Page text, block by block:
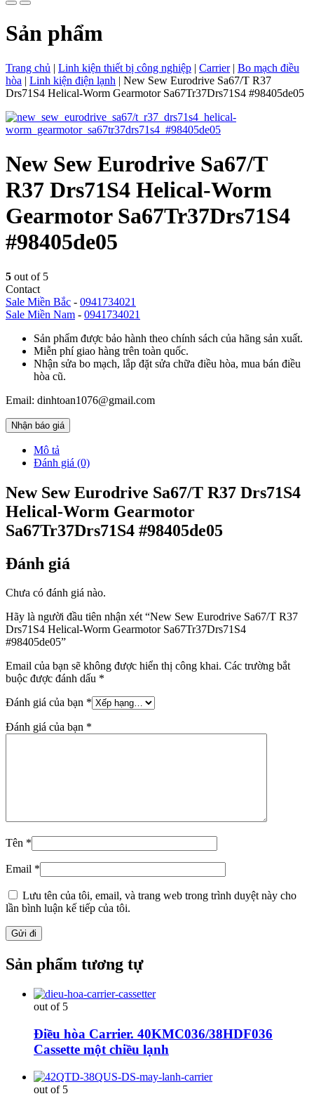
Sản phẩm
Trang chủ | Linh kiện thiết bị công nghiệp | Carrier| Bo mạch điều
hòa | Linh kiện điện lạnh | New Sew Eurodrive Sa67/T R37
Drs71S4 Helical-Worm Gearmotor Sa67Tr37Drs71S4 #98405de05
New Sew Eurodrive Sa67/T
R37 Drs71S4 Helical-Worm
Gearmotor Sa67Tr37Drs71S4
#98405de05
5 out of 5
Contact
Sale Miền Bắc - 0941734021
Sale Miền Nam - 0941734021
Sản phẩm được bảo hành theo chính sách của hãng sản xuất.
Miễn phí giao hàng trên toàn quốc.
Nhận sửa bo mạch, lắp đặt sửa chữa điều hòa, mua bán điều
hòa cũ.
Email: dinhtoan1076@gmail.com
Nhận báo giá
Mô tả
Đánh giá (0)
New Sew Eurodrive Sa67/T R37 Drs71S4
Helical-Worm Gearmotor
Sa67Tr37Drs71S4 #98405de05
Đánh giá
Chưa có đánh giá nào.
Hãy là người đầu tiên nhận xét “New Sew Eurodrive Sa67/T R37
Drs71S4 Helical-Worm Gearmotor Sa67Tr37Drs71S4
#98405de05”
Email của bạn sẽ không được hiển thị công khai. Các trường bắt
buộc được đánh dấu *
Đánh giá của bạn *
Đánh giá của bạn *
Tên *
Email *
Lưu tên của tôi, email, và trang web trong trình duyệt này cho
lần bình luận kế tiếp của tôi.
Sản phẩm tương tự
out of 5
Điều hòa Carrier. 40KMC036/38HDF036
Cassette một chiều lạnh
out of 5